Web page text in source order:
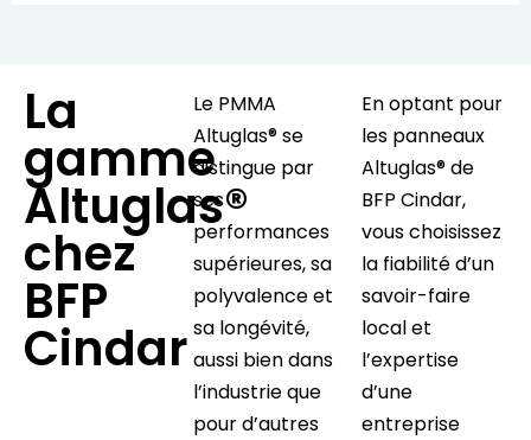
La
gamme
Altuglas®
chez
BFP
Cindar
Le PMMA
Altuglas® se
distingue par
ses
performances
supérieures, sa
polyvalence et
sa longévité,
aussi bien dans
l’industrie que
pour d’autres
En optant pour
les panneaux
Altuglas® de
BFP Cindar,
vous choisissez
la fiabilité d’un
savoir-faire
local et
l’expertise
d’une
entreprise